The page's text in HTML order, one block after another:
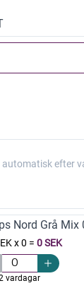
efter
Nord Grå Mix
x 0 = 0 SEK
vardagar